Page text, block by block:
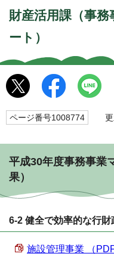
財産活用課（事
ート）
ページ番号1008774 更
平成30年度事務事業
果）
6-2 健全で効率的な行財
施設管理事業 （